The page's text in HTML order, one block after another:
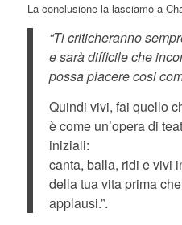
La conclusione la lasciamo a
“Ti criticheranno
e sarà difficile che
possa piacere cosi
Quindi vivi, fai quello
è come un’opera di
iniziali:
canta, balla, ridi e vivi
della tua vita prima
applausi.”.